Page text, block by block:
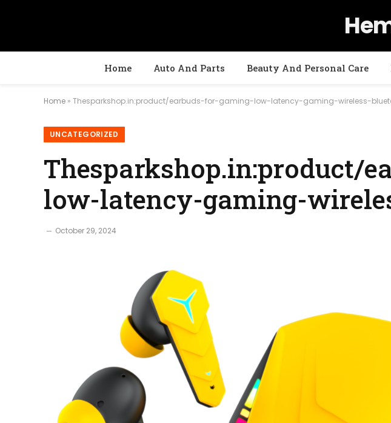
Home Auto And Parts Beauty And Personal Care
Home » Thesparkshop.in:product/earbuds-for-gaming-low-latency-gaming-wireless-
UNCATEGORIZED
Thesparkshop.in:product/
low-latency-gaming-
October 29, 2024